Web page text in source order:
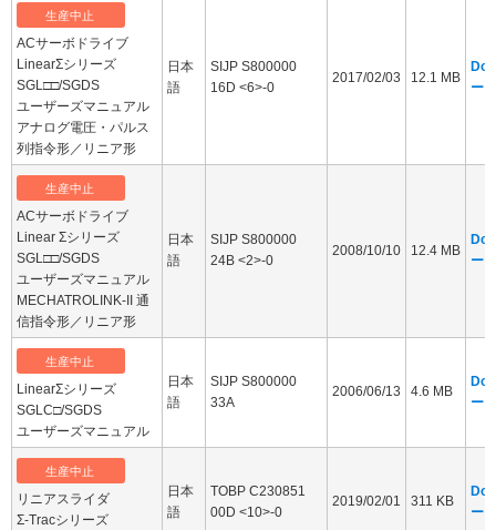
生産中止
ACサーボドライブ
LinearΣシリーズ
SGL□□/SGDS
ユーザーズマニュアル
アナログ電圧・パルス
列指令形／リニア形
日本
語
SIJP S800000
16D <6>-0
2017/02/03 12.1 MB
ージ
生産中止
ACサーボドライブ
Linear Σシリーズ
SGL□□/SGDS
ユーザーズマニュアル
MECHATROLINK-II 通
信指令形／リニア形
日本
語
SIJP S800000
24B <2>-0
2008/10/10 12.4 MB
ージ
生産中止
LinearΣシリーズ
SGLC□/SGDS
ユーザーズマニュアル
日本
語
SIJP S800000
33A
2006/06/13 4.6 MB
ージ
生産中止
リニアスライダ
Σ-Tracシリーズ
日本
語
TOBP C230851
00D <10>-0
2019/02/01 311 KB
ージ